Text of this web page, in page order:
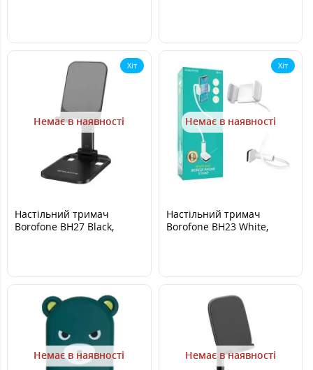
Хіт
Немає в наявності
Настільний тримач
Borofone BH27 Black,
Хіт
Немає в наявності
Настільний тримач
Borofone BH23 White,
Немає в наявності Немає в наявності